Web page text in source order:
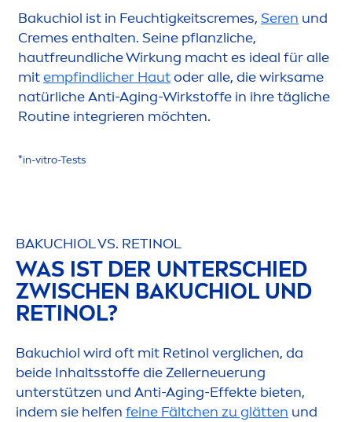
Bakuchiol ist in Feuchtigkeitscremes, Seren und
Cremes enthalten. Seine pflanzliche,
hautfreundliche Wirkung macht es ideal für alle
mitempfindlicher Hautoder alle, die wirksame
natürliche Anti-Aging-Wirkstoffe in ihre tägliche
Routine integrieren möchten.
*in-vitro-Tests
BAKUCHIOL VS. RETINOL
WAS IST DER UNTERSCHIED
ZWISCHEN BAKUCHIOL UND
RETINOL?
Bakuchiol wird oft mit Retinol verglichen, da
beide Inhaltsstoffe die Zellerneuerung
unterstützen und Anti-Aging-Effekte bieten,
indem sie helfen feine Fältchen zu glätten und